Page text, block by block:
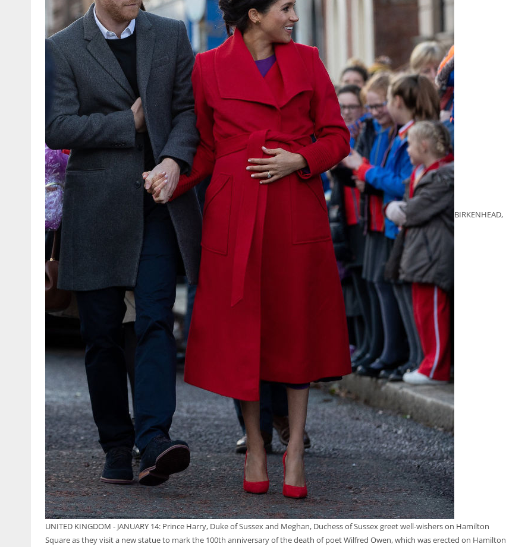
BIRKENHEAD,
UNITED KINGDOM - JANUARY 14: Prince Harry, Duke of Sussex and Meghan, Duchess of Sussex greet well-wishers on Hamilton
Square as they visit a new statue to mark the 100th anniversary of the death of poet Wilfred Owen, which was erected on Hamilton